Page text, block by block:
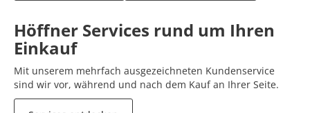
Höffner Services rund um Ihren
Einkauf
Mit unserem mehrfach ausgezeichneten Kundenservice
sind wir vor, während und nach dem Kauf an Ihrer Seite.